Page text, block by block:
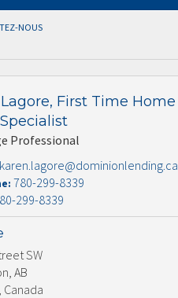
NOUS
First Time Home
Professional
karen.lagore@dominionlending.ca
780-299-8339
299-8339
SW
AB
Canada